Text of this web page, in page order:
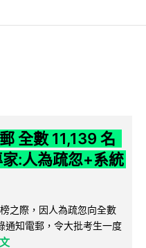
全數 11,139 名
:人為疏忽+系統
之際，因人為疏忽向全數
通知電郵，令大批考生一度